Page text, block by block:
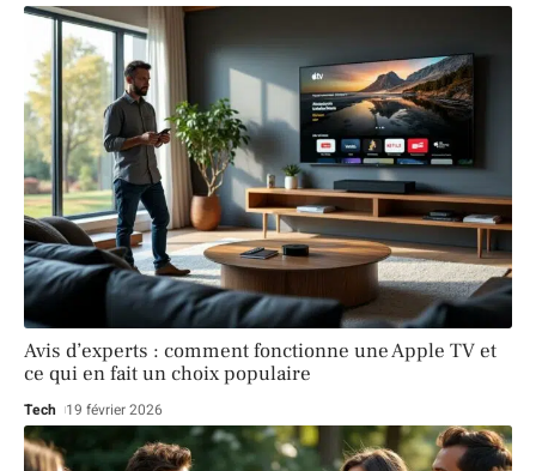
Avis d’experts : comment fonctionne une Apple TV et
ce qui en fait un choix populaire
Tech 19 février 2026